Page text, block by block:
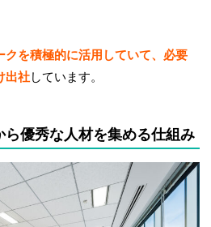
クを積極的に活用していて、必要
出社しています。
ら優秀な人材を集める仕組み